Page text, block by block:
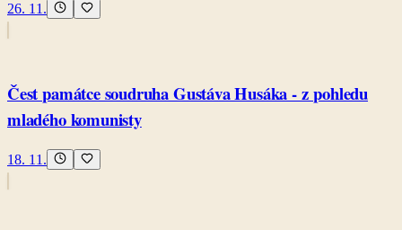
26. 11.
Čest památce soudruha Gustáva Husáka - z pohledu
mladého komunisty
18. 11.